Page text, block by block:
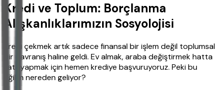
Kredi ve Toplum: Borçlanma
Alışkanlıklarımızın Sosyolojisi
Kredi çekmek artık sadece finansal bir işlem değil toplumsal
bir davranış haline geldi. Ev almak, araba değiştirmek hatta
tatil yapmak için hemen krediye başvuruyoruz. Peki bu
eğilim nereden geliyor?